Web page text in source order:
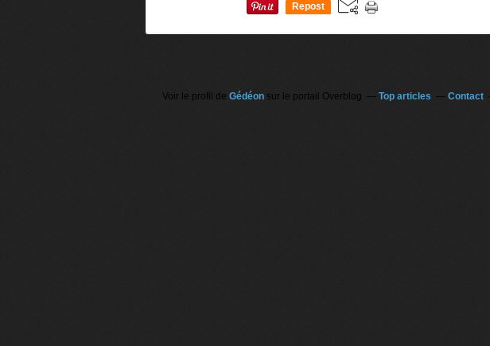
Repost
Voir le profil de Gédéonsur le portail Overblog Top articles Contact